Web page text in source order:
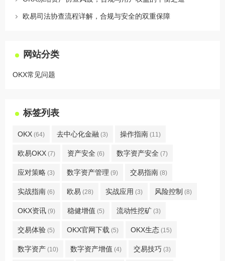
欧易司法协查流程详解，合规与安全的双重保障
网站分类
OKX常见问题
标签列表
OKX (64) 去中心化金融 (3) 操作指南 (11)
欧易OKX (7) 资产安全 (6) 数字资产安全 (7)
应对策略 (3) 数字资产管理 (9) 交易指南 (8)
实战指南 (6) 欧易 (28) 实战应用 (3) 风险控制 (8)
OKX资讯 (9) 稳健增值 (5) 流动性挖矿 (3)
交易体验 (5) OKX官网下载 (5) OKX生态 (15)
数字资产 (10) 数字资产增值 (4) 交易技巧 (3)